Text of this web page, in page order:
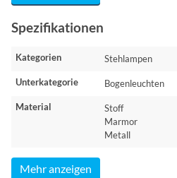
Spezifikationen
Kategorien Stehlampen
Unterkategorie Bogenleuchten
Material
Stoff
Marmor
Metall
Mehr anzeigen